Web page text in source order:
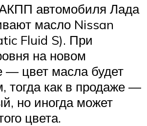
автомобиля Лада
масло Nissan
Fluid S). При
на новом
— цвет масла будет
тогда как в продаже —
но иногда может
цвета.